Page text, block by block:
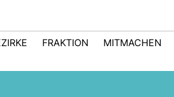
FRAKTION MITMACHEN